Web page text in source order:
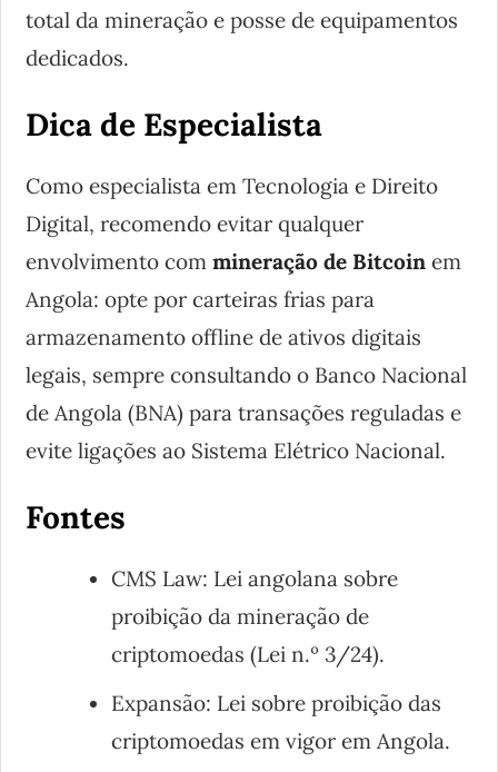
total da mineração e posse de equipamentos
dedicados.
Dica de Especialista
Como especialista em Tecnologia e Direito
Digital, recomendo evitar qualquer
envolvimento commineração de Bitcoin em
Angola: opte por carteiras frias para
armazenamento offline de ativos digitais
legais, sempre consultando o Banco Nacional
de Angola (BNA) para transações reguladas e
evite ligações ao Sistema Elétrico Nacional.
Fontes
CMS Law: Lei angolana sobre
proibição da mineração de
criptomoedas (Lei n.º 3/24).
Expansão: Lei sobre proibição das
criptomoedas em vigor em Angola.